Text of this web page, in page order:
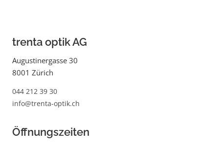
trenta optik AG
Augustinergasse 30
8001 Zürich
044 212 39 30
info@trenta-optik.ch
Öffnungszeiten